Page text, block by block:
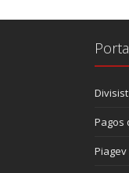
Divisist
Pagos
Piagev